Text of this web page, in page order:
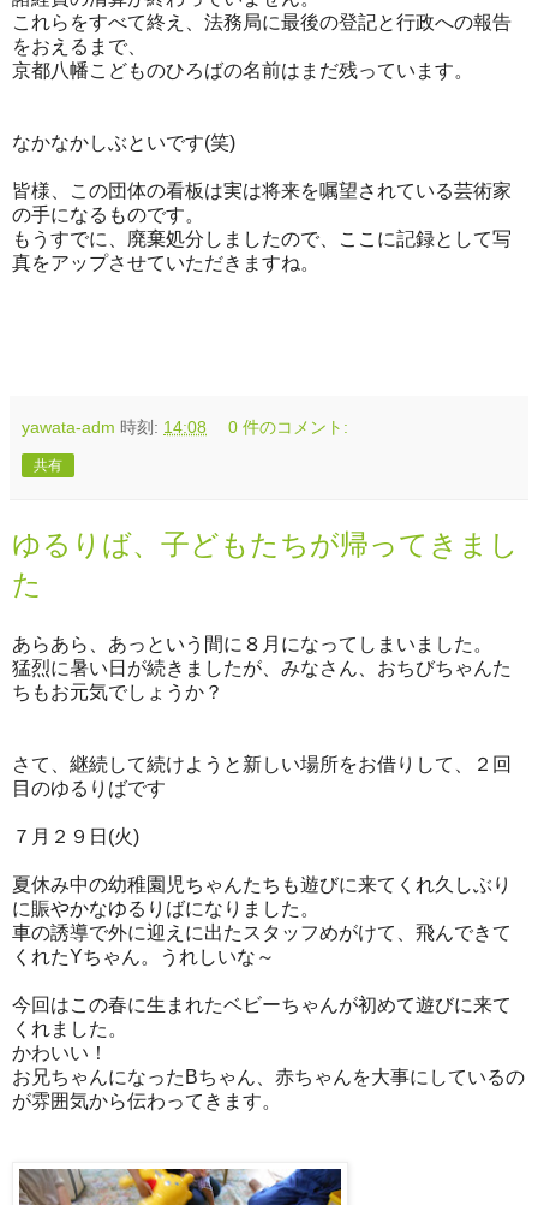
これらをすべて終え、法務局に最後の登記と行政への報告
をおえるまで、
京都八幡こどものひろばの名前はまだ残っています。
なかなかしぶといです(笑)
皆様、この団体の看板は実は将来を嘱望されている芸術家
の手になるものです。
もうすでに、廃棄処分しましたので、ここに記録として写
真をアップさせていただきますね。
yawata-adm 時刻: 14:08 0 件のコメント:
共有
ゆるりば、子どもたちが帰ってきまし
た
あらあら、あっという間に８月になってしまいました。
猛烈に暑い日が続きましたが、みなさん、おちびちゃんた
ちもお元気でしょうか？
さて、継続して続けようと新しい場所をお借りして、２回
目のゆるりばです
７月２９日(火)
夏休み中の幼稚園児ちゃんたちも遊びに来てくれ久しぶり
に賑やかなゆるりばになりました。
車の誘導で外に迎えに出たスタッフめがけて、飛んできて
くれたYちゃん。うれしいな～
今回はこの春に生まれたベビーちゃんが初めて遊びに来て
くれました。
かわいい！
お兄ちゃんになったBちゃん、赤ちゃんを大事にしているの
が雰囲気から伝わってきます。